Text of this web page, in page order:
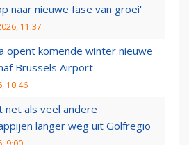
naar nieuwe fase van groei'
11:37
opent komende winter nieuwe
Brussels Airport
10:46
net als veel andere
langer weg uit Golfregio